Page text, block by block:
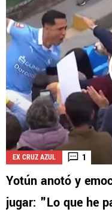
EX CRUZ AZUL 1
Yotún anotó y
jugar: "Lo que he